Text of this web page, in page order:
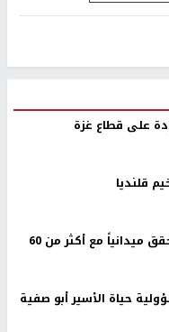
نادي الأسير: الاحتلال يعتقل ويحقق ميدانياً مع أكثر من 60
حياة الأسير أبو صفية